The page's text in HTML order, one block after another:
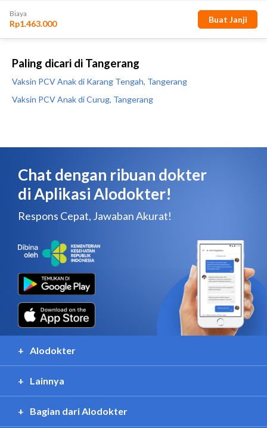
Paling dicari di Tangerang
Vaksin PCV Anak di Karang Tengah, Tangerang
Vaksin PCV Anak di Curug, Tangerang